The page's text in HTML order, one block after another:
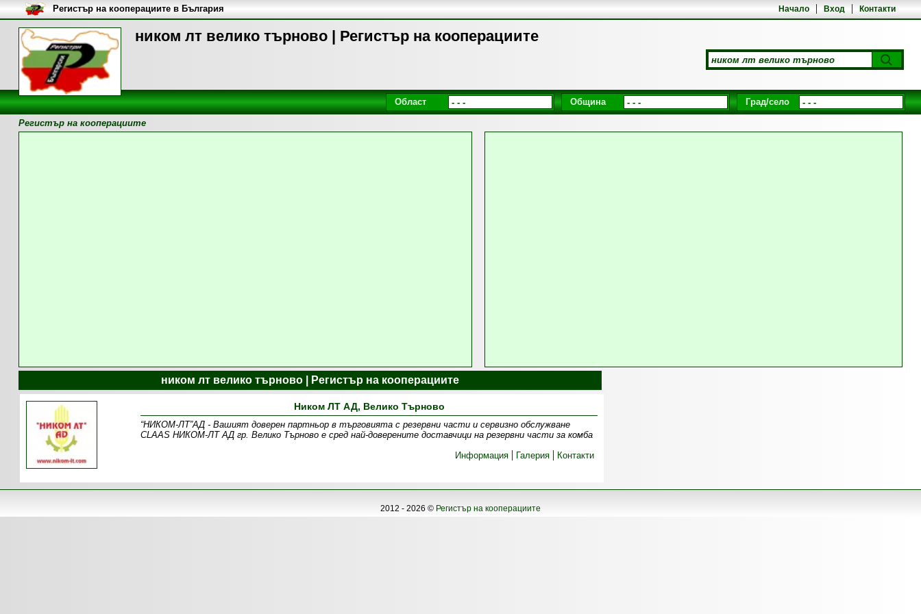
ником лт велико търново | Регистър на кооперациите
Начало Вход Контакти
Регистър на кооперациите в България
Област Община Град/село
Регистър на кооперациите
ником лт велико търново | Регистър на кооперациите
Ником ЛТ АД, Велико Търново
“НИКОМ-ЛТ”АД - Вашият доверен партньор в търговията с резервни части и сервизно обслужване
CLAAS НИКОМ-ЛТ АД гр. Велико Търново е сред най-доверените доставчици на резервни части за комба
Информация
Галерия Контакти
2012 - 2026 © Регистър на кооперациите